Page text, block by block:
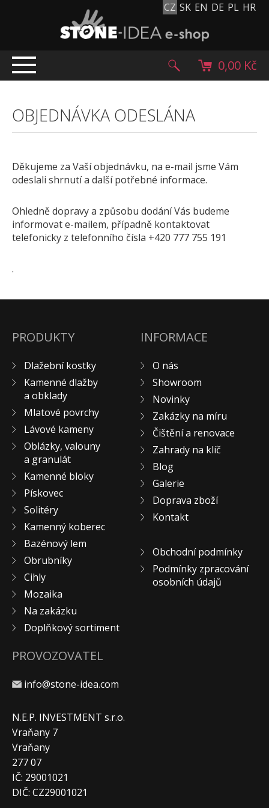
CZ SK EN DE PL HR
TOP NABÍDKA
PRODUKTY
Dlažební kostky
Lávové kameny
Kamenný koberec
Kamenné dlažby a obklady
Solitéry
Výrobky z kamene na zakázku
Creative Floor
Terazzo
Doplňkový sortiment
DLAŽEBNÍ KOSTKY
KAMENNÉ DLAŽBY, OBKLADY
MLATOVÉ POVRCHY
ZAKÁZKY NA MÍRU
VÝPRODEJ
NOVINKY
BLOG
0,00 Kč
OBJEDNÁVKA ODESLÁNA
Děkujeme za Vaší objednávku, na e-mail jsme Vám
odeslali shrnutí a další potřebné informace.
Ohledně dopravy a způsobu dodání Vás budeme
informovat e-mailem, případně kontaktovat
telefonicky z telefonního čísla +420 777 755 191
.
PRODUKTY
Dlažební kostky
Kamenné dlažby
a obklady
Mlatové povrchy
Lávové kameny
Oblázky, valouny
a granulát
Kamenné bloky
Pískovec
Solitéry
Kamenný koberec
Bazénový lem
Obrubníky
Cihly
Mozaika
Na zakázku
Doplňkový sortiment
INFORMACE
O nás
Showroom
Novinky
Zakázky na míru
Čištění a renovace
Zahrady na klíč
Blog
Galerie
Doprava zboží
Kontakt
Obchodní podmínky
Podmínky zpracování
osobních údajů
PROVOZOVATEL
info@stone-idea.com
N.E.P. INVESTMENT s.r.o.
Vraňany 7
Vraňany
277 07
IČ: 29001021
DIČ: CZ29001021